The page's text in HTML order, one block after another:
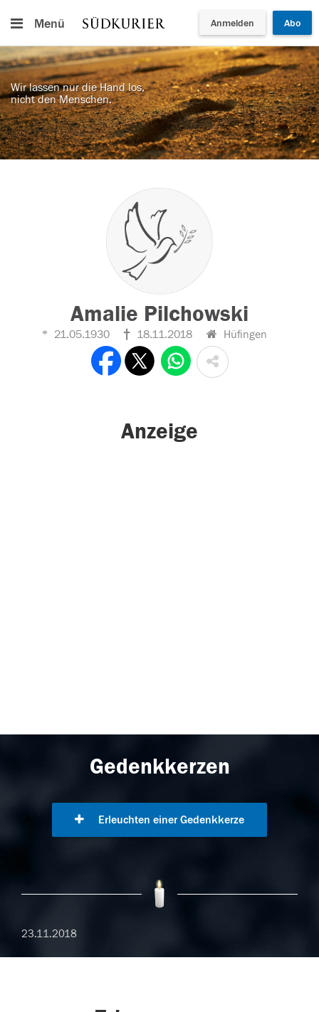
Menü Anmelden Abo
Wir lassen nur die Hand los,
nicht den Menschen.
Amalie Pilchowski
21.05.1930 18.11.2018 Hüfingen
Anzeige
Gedenkkerzen
Erleuchten einer Gedenkkerze
23.11.2018